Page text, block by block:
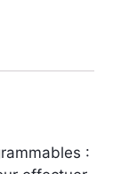
: